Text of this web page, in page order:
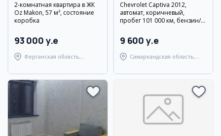
2-комнатная квартира в ЖК
Oz Makon, 57 м², состояние
коробка
93 000 y.e
Ферганская область,
Chevrolet Captiva 2012,
автомат, коричневый,
пробег 101 000 км, бензин/
9 600 y.e
Самаркандская область,